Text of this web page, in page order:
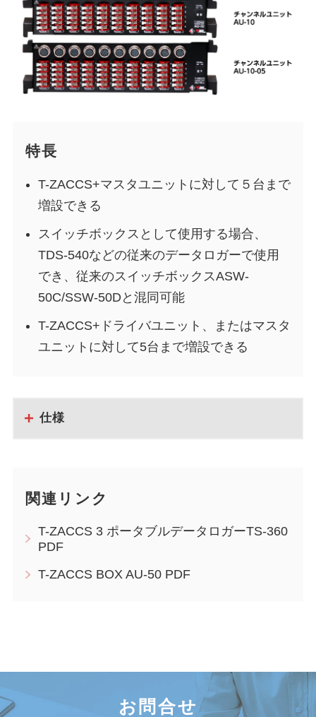
特長
T-ZACCS+マスタユニットに対して５台まで
増設できる
スイッチボックスとして使用する場合、
TDS-540などの従来のデータロガーで使用
でき、従来のスイッチボックスASW-
50C/SSW-50Dと混同可能
T-ZACCS+ドライバユニット、またはマスタ
ユニットに対して5台まで増設できる
仕様
関連リンク
T-ZACCS 3 ポータブルデータロガーTS-360
PDF
T-ZACCS BOX AU-50 PDF
お問合せ